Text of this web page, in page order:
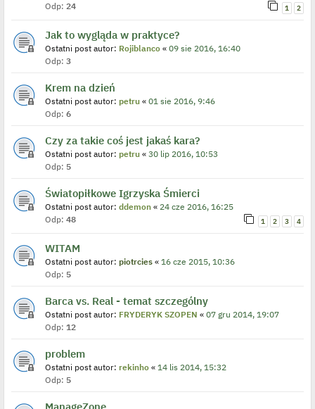
Odp: 24 1 2
Jak to wygląda w praktyce?
Ostatni post autor: Rojiblanco « 09 sie 2016, 16:40
Odp: 3
Krem na dzień
Ostatni post autor: petru « 01 sie 2016, 9:46
Odp: 6
Czy za takie coś jest jakaś kara?
Ostatni post autor: petru « 30 lip 2016, 10:53
Odp: 5
Światopiłkowe Igrzyska Śmierci
Ostatni post autor: ddemon « 24 cze 2016, 16:25
Odp: 48 1 2 3 4
WITAM
Ostatni post autor: piotrcies « 16 cze 2015, 10:36
Odp: 5
Barca vs. Real - temat szczególny
Ostatni post autor: FRYDERYK SZOPEN « 07 gru 2014, 19:07
Odp: 12
problem
Ostatni post autor: rekinho « 14 lis 2014, 15:32
Odp: 5